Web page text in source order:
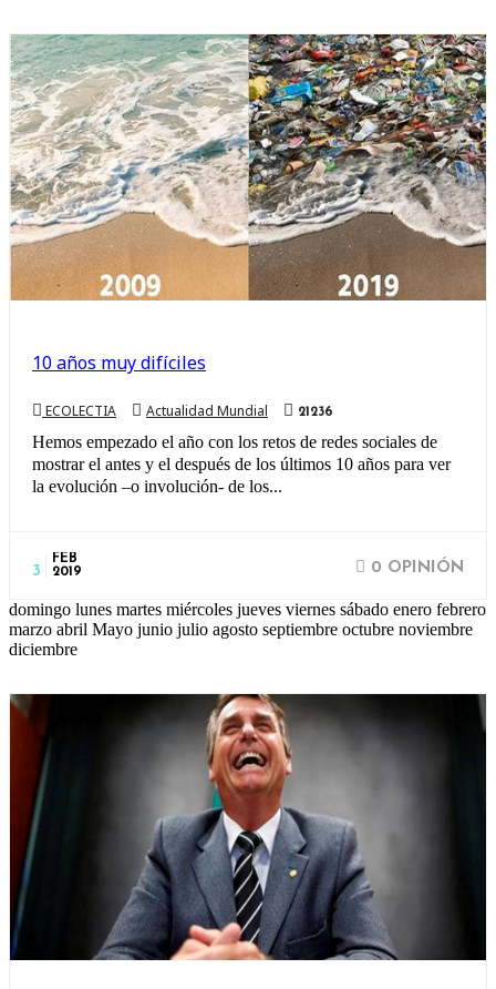
10 años muy difíciles
ECOLECTIA Actualidad Mundial 21236
Hemos empezado el año con los retos de redes sociales de
mostrar el antes y el después de los últimos 10 años para ver
la evolución –o involución- de los...
3
FEB
2019
0 OPINIÓN
domingo lunes martes miércoles jueves viernes sábado enero febrero
marzo abril Mayo junio julio agosto septiembre octubre noviembre
diciembre